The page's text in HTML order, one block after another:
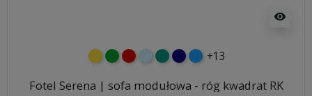
visibility
żółtyzielonyczerwony
błękitnyturkusowy
granatowy
niebieski
+13
Fotel Serena | sofa modułowa - róg kwadrat RK